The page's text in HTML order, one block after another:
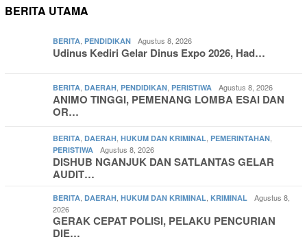
BERITA UTAMA
BERITA PENDIDIKAN Agustus 8, 2026
Udinus Kediri Gelar Dinus Expo 2026, Had…
BERITA DAERAH PENDIDIKAN PERISTIWA Agustus 8, 2026
ANIMO TINGGI, PEMENANG LOMBA ESAI DAN
OR…
BERITA DAERAH HUKUM DAN KRIMINAL PEMERINTAHAN
PERISTIWA Agustus 8, 2026
DISHUB NGANJUK DAN SATLANTAS GELAR
AUDIT…
BERITA DAERAH HUKUM DAN KRIMINAL KRIMINAL
Agustus 8,
2026
GERAK CEPAT POLISI, PELAKU PENCURIAN
DIE…